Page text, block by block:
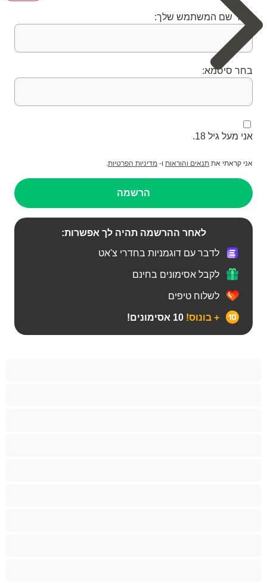
בחר שם המשתמש שלך:
בחר סיסמא:
אני מעל גיל 18.
אני קראתי את תנאים והוראות ו- מדיניות הפרטיות.
הרשמה
לאחר ההרשמה תהיה לך אפשרות:
לדבר עם דוגמניות בחדרי צ'אט
לקבל אסימונים בחינם
לשלוח טיפים
+ בונוס!